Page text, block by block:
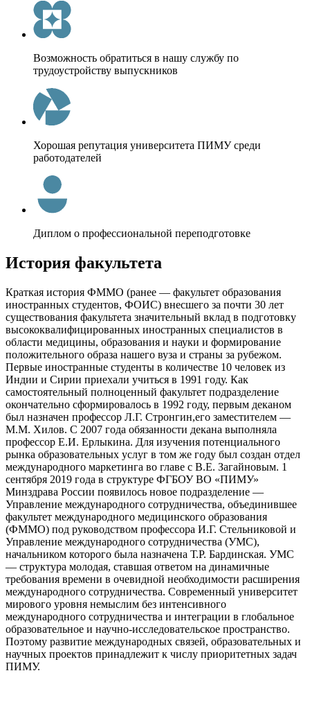
Возможность обратиться в нашу службу по
трудоустройству выпускников
Хорошая репутация университета ПИМУ среди
работодателей
Диплом о профессиональной переподготовке
История факультета
Краткая история ФММО (ранее — факультет образования
иностранных студентов, ФОИС) внесшего за почти 30 лет
существования факультета значительный вклад в подготовку
высококвалифицированных иностранных специалистов в
области медицины, образования и науки и формирование
положительного образа нашего вуза и страны за рубежом.
Первые иностранные студенты в количестве 10 человек из
Индии и Сирии приехали учиться в 1991 году. Как
самостоятельный полноценный факультет подразделение
окончательно сформировалось в 1992 году, первым деканом
был назначен профессор Л.Г. Стронгин,его заместителем —
М.М. Хилов. С 2007 года обязанности декана выполняла
профессор Е.И. Ерлыкина. Для изучения потенциального
рынка образовательных услуг в том же году был создан отдел
международного маркетинга во главе с В.Е. Загайновым. 1
сентября 2019 года в структуре ФГБОУ ВО «ПИМУ»
Минздрава России появилось новое подразделение —
Управление международного сотрудничества, объединившее
факультет международного медицинского образования
(ФММО) под руководством профессора И.Г. Стельниковой и
Управление международного сотрудничества (УМС),
начальником которого была назначена Т.Р. Бардинская. УМС
— структура молодая, ставшая ответом на динамичные
требования времени в очевидной необходимости расширения
международного сотрудничества. Современный университет
мирового уровня немыслим без интенсивного
международного сотрудничества и интеграции в глобальное
образовательное и научно-исследовательское пространство.
Поэтому развитие международных связей, образовательных и
научных проектов принадлежит к числу приоритетных задач
ПИМУ.